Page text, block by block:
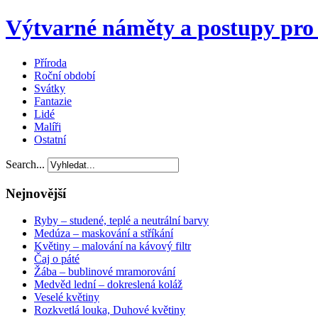
Výtvarné náměty a postupy
Příroda
Roční období
Svátky
Fantazie
Lidé
Malíři
Ostatní
Search...
Nejnovější
Ryby – studené, teplé a neutrální barvy
Medúza – maskování a stříkání
Květiny – malování na kávový filtr
Čaj o páté
Žába – bublinové mramorování
Medvěd lední – dokreslená koláž
Veselé květiny
Rozkvetlá louka, Duhové květiny